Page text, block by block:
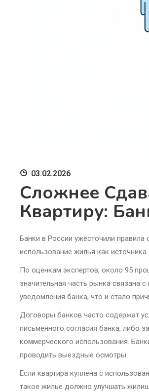
03.02.2026
Сложнее
Квартиру:
Банки в России ужесточили правила
использование жилья как источника
По оценкам экспертов, около 95
значительная часть рынка связана
уведомления банка, что и стало
Договоры банков часто содержат
письменного согласия банка, либо
коммерческого использования.
проводить выездные осмотры.
Если квартира куплена с
такое жилье должно улучшать